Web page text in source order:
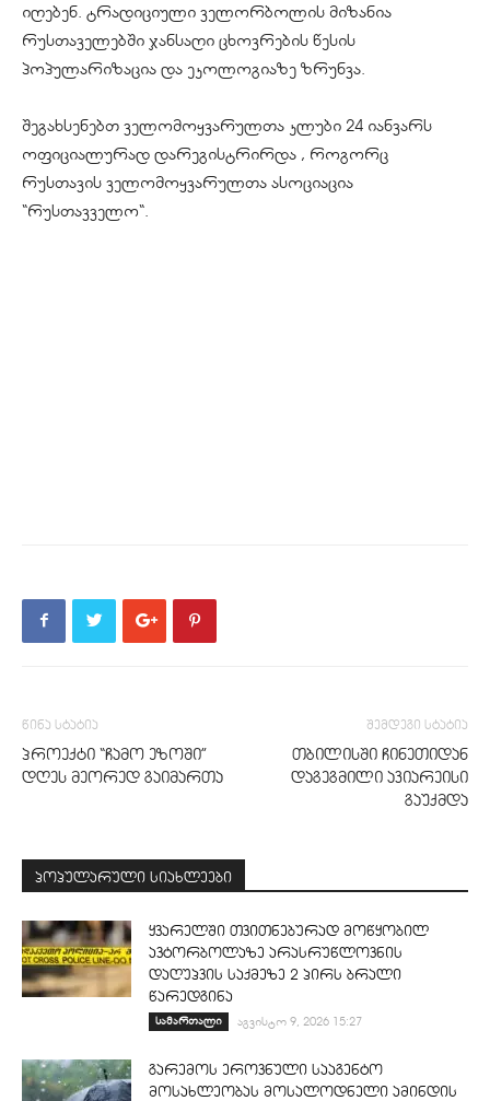
იღებენ. ტრადიციული ველორბოლის მიზანია
რუსთაველებში ჯანსაღი ცხოვრების წესის
პოპულარიზაცია და ეკოლოგიაზე ზრუნვა.
შეგახსენებთ ველომოყვარულთა კლუბი 24 იანვარს
ოფიციალურად დარეგისტრირდა , როგორც
რუსთავის ველომოყვარულთა ასოციაცია
“რუსთავველო“.
წინა სტატია
პროექტი “ჩამო ეზოში”
დღეს მეორედ გაიმართა
შემდეგი სტატია
თბილისში ჩინეთიდან
დაგეგმილი ავიარეისი
გაუქმდა
პოპულარული სიახლეები
ყვარელში თვითნებურად მოწყობილ
ავტორბოლაზე არასრუწლოვნის
დაღუპვის საქმეზე 2 პირს ბრალი
წარედგინა
სამართალი აგვისტო 9, 2026 15:27
გარემოს ეროვნული სააგენტო
მოსახლეობას მოსალოდნელი ამინდის